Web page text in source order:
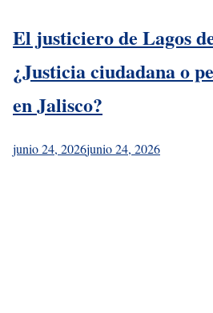
El justiciero de Lagos
¿Justicia ciudadana o
en Jalisco?
junio 24, 2026junio 24, 2026